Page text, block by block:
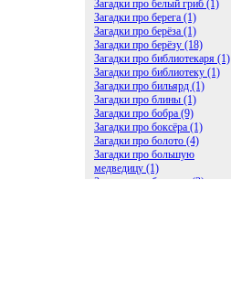
Загадки про белый гриб (1)
Загадки про берега (1)
Загадки про берёза (1)
Загадки про берёзу (18)
Загадки про библиотекаря (1)
Загадки про библиотеку (1)
Загадки про бильярд (1)
Загадки про блины (1)
Загадки про бобра (9)
Загадки про боксёра (1)
Загадки про болото (4)
Загадки про большую
медведицу (1)
Загадки про ботинки (2)